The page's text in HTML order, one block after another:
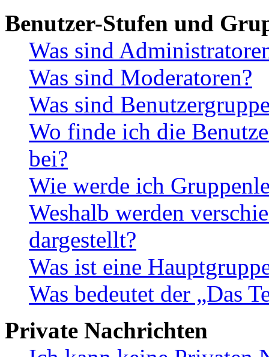
Benutzer-Stufen und
Was sind
Was sind Moderatoren?
Was sind
Wo finde ich die
bei?
Wie werde ich
Weshalb werden
dargestellt?
Was ist eine
Was bedeutet der „Das
Private Nachrichten